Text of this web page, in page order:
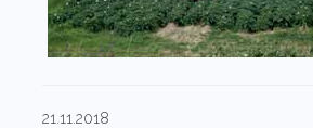
21.11.2018